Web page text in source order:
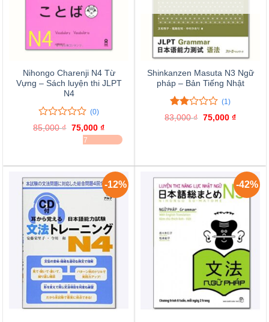
Nihongo Charenji N4 Từ
Vựng – Sách luyện thi JLPT
N4
0
trên
0
giá
(0)
85,000₫ Giá
gốc
75,000 ₫Giá
hiện
tại
ĐÃ BÁN 37
Shinkanzen Masuta N3 Ngữ
pháp – Bản Tiếng Nhật
2.00
trên
1
(1)
83,000₫ Giá
75,000 ₫Giá
-12% -42%